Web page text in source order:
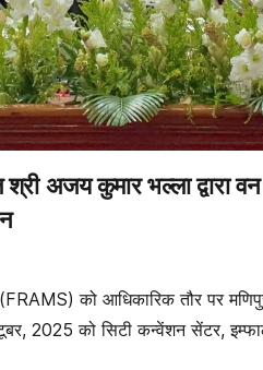
श्री अजय कुमार भल्ला द्वारा
को आधिकारिक तौर पर
2025 को सिटी कन्वेंशन सेंटर,